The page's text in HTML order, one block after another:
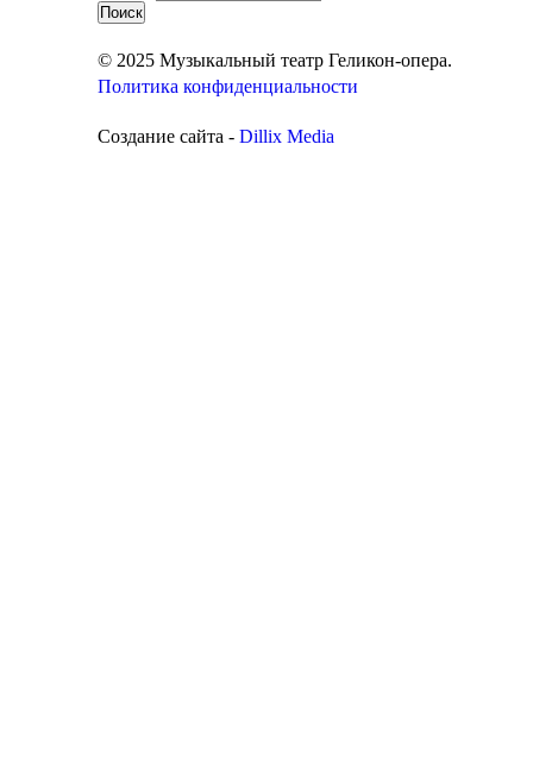
© 2025 Музыкальный театр Геликон-опера.
Политика конфиденциальности
Создание сайта - Dillix Media